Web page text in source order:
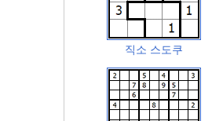
직소 스도쿠